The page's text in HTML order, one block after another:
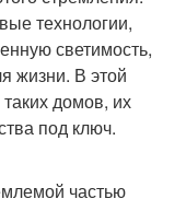
технологии,
светимость,
жизни. В этой
домов, их
под ключ.
частью